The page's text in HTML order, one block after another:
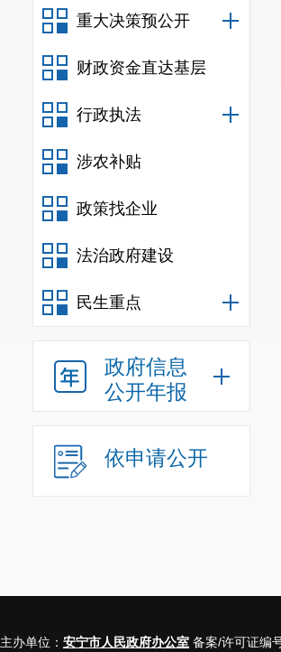
重大决策预公开
财政资金直达基层
行政执法
涉农补贴
政策找企业
法治政府建设
民生重点
政府信息
公开年报
依申请公开
主办单位： 安宁市人民政府办公室 备案/许可证编